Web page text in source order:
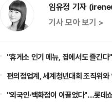
임유정 기자
기사 모아 보기 >
"휴게소 인기 메뉴, 집에서도 즐긴
편의점업계, 세계청년대회 조직위와
"외국인·백화점이 이끌었다"…롯